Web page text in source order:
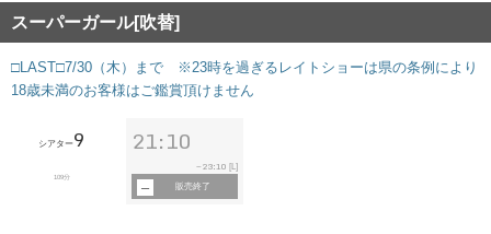
スーパーガール[吹替]
□LAST□7/30（木）まで ※23時を過ぎるレイトショーは県の条例により
18歳未満のお客様はご鑑賞頂けません
シアター9
109分
21:10
~ 23:10 [L]
販売終了